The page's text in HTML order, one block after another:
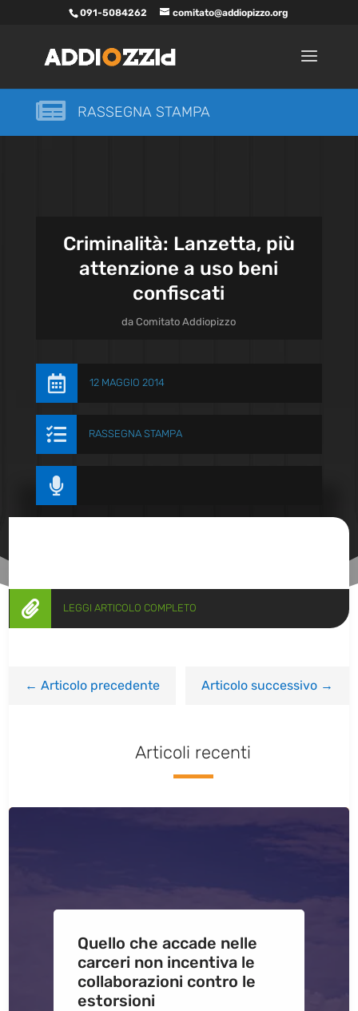
091-5084262 comitato@addiopizzo.org
 RASSEGNA STAMPA
Criminalità: Lanzetta, più
attenzione a uso beni
confiscati
daComitato Addiopizzo
 12 MAGGIO 2014
 RASSEGNA STAMPA

 LEGGI ARTICOLO COMPLETO
←Articolo precedente Articolo successivo→
Articoli recenti
Quello che accade nelle
carceri non incentiva le
collaborazioni contro le
estorsioni